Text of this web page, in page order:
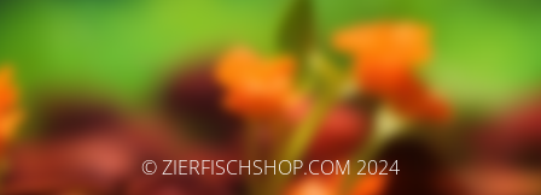
© ZIERFISCHSHOP.COM 2024